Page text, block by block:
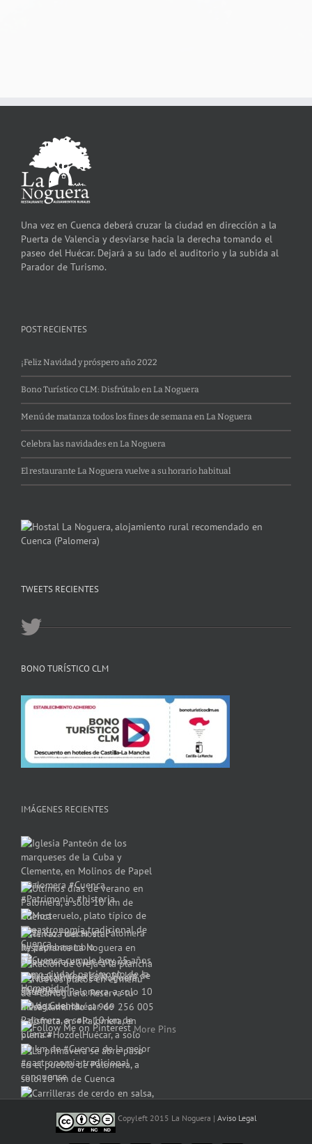
Una vez en Cuenca deberá cruzar la ciudad en dirección a la
Puerta de Valencia y desviarse hacia la derecha tomando el
paseo del Huécar. Dejará a su lado el auditorio y la subida al
Parador de Turismo.
POST RECIENTES
¡Feliz Navidad y próspero año 2022
Bono Turístico CLM: Disfrútalo en La Noguera
Menú de matanza todos los fines de semana en La Noguera
Celebra las navidades en La Noguera
El restaurante La Noguera vuelve a su horario habitual
TWEETS RECIENTES
BONO TURÍSTICO CLM
IMÁGENES RECIENTES
More Pins
Copyleft 2015 La Noguera | Aviso Legal